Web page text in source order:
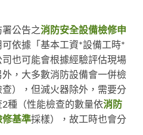
公告之消防安全設備檢修申
可依據「基本工資*設備工時*
也可能會根據經驗評估現場
，大多數消防設備會一併檢
），但滅火器除外，需要分
種（性能檢查的數量依消防
修基準採樣），故工時也會分